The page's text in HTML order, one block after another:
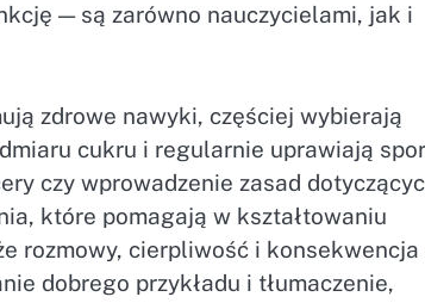
— są zarówno nauczycielami, jak i
zdrowe nawyki, częściej wybierają
cukru i regularnie uprawiają
czy wprowadzenie zasad
które pomagają w kształtowaniu
rozmowy, cierpliwość i
dobrego przykładu i tłumaczenie,